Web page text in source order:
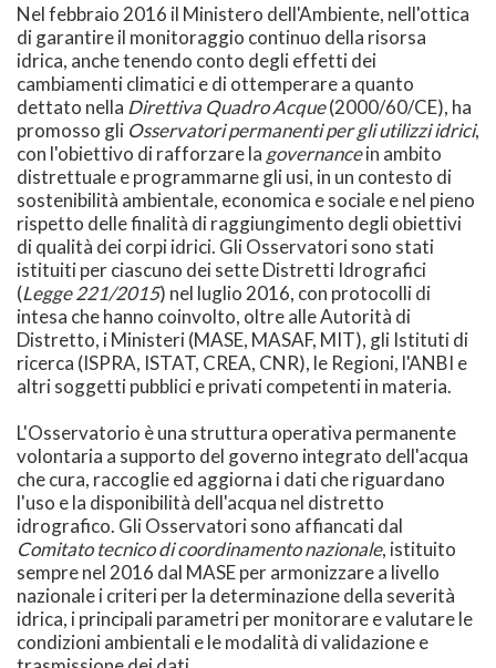
Nel febbraio 2016 il Ministero dell'Ambiente, nell'ottica
di garantire il monitoraggio continuo della risorsa
idrica, anche tenendo conto degli effetti dei
cambiamenti climatici e di ottemperare a quanto
dettato nella Direttiva Quadro Acque(2000/60/CE), ha
promosso gli Osservatori permanenti per gli utilizzi idrici,
con l'obiettivo di rafforzare la governancein ambito
distrettuale e programmarne gli usi, in un contesto di
sostenibilità ambientale, economica e sociale e nel pieno
rispetto delle finalità di raggiungimento degli obiettivi
di qualità dei corpi idrici. Gli Osservatori sono stati
istituiti per ciascuno dei sette Distretti Idrografici
(Legge 221/2015) nel luglio 2016, con protocolli di
intesa che hanno coinvolto, oltre alle Autorità di
Distretto, i Ministeri (MASE, MASAF, MIT), gli Istituti di
ricerca (ISPRA, ISTAT, CREA, CNR), le Regioni, l'ANBI e
altri soggetti pubblici e privati competenti in materia.
L'Osservatorio è una struttura operativa permanente
volontaria a supporto del governo integrato dell'acqua
che cura, raccoglie ed aggiorna i dati che riguardano
l'uso e la disponibilità dell'acqua nel distretto
idrografico. Gli Osservatori sono affiancati dal
Comitato tecnico di coordinamento nazionale, istituito
sempre nel 2016 dal MASE per armonizzare a livello
nazionale i criteri per la determinazione della severità
idrica, i principali parametri per monitorare e valutare le
condizioni ambientali e le modalità di validazione e